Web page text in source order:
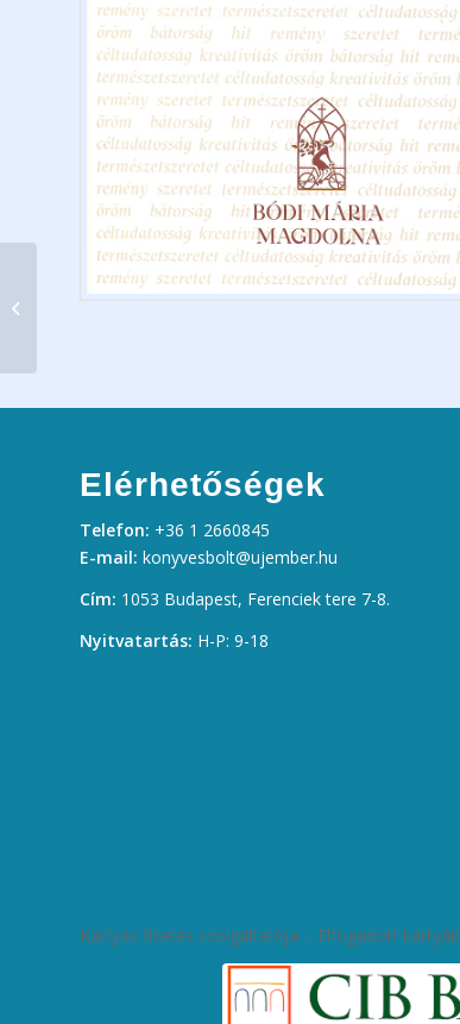
Elérhetőségek
Telefon: +36 1 2660845
E-mail: konyvesbolt@ujember.hu
Cím: 1053 Budapest, Ferenciek tere 7-8.
Nyitvatartás: H-P: 9-18
Kártyás fizetés szolgáltatója – Elfogadott kártyák
Bódi Mária Magdolna
öröksége